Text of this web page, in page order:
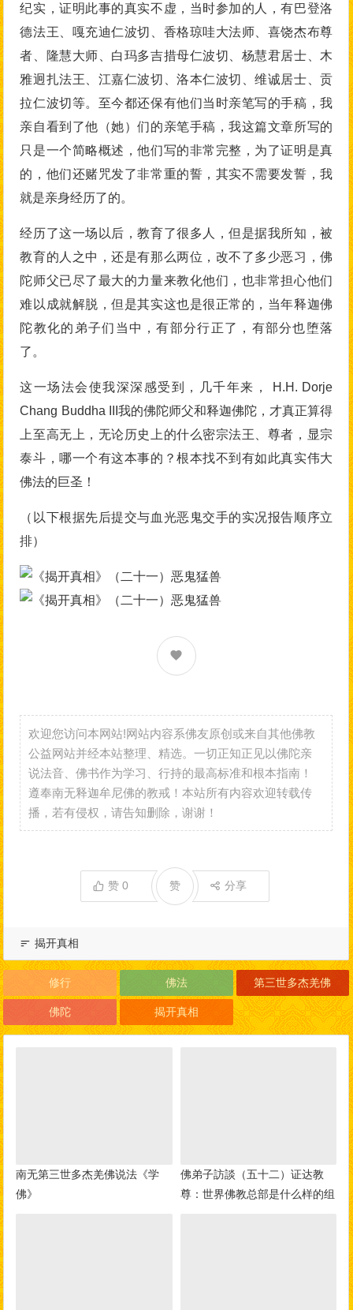
纪实，证明此事的真实不虚，当时参加的人，有巴登洛
德法王、嘎充迪仁波切、香格琼哇大法师、喜饶杰布尊
者、隆慧大师、白玛多吉措母仁波切、杨慧君居士、木
雅迥扎法王、江嘉仁波切、洛本仁波切、维诚居士、贡
拉仁波切等。至今都还保有他们当时亲笔写的手稿，我
亲自看到了他（她）们的亲笔手稿，我这篇文章所写的
只是一个简略概述，他们写的非常完整，为了证明是真
的，他们还赌咒发了非常重的誓，其实不需要发誓，我
就是亲身经历了的。
经历了这一场以后，教育了很多人，但是据我所知，被
教育的人之中，还是有那么两位，改不了多少恶习，佛
陀师父已尽了最大的力量来教化他们，也非常担心他们
难以成就解脱，但是其实这也是很正常的，当年释迦佛
陀教化的弟子们当中，有部分行正了，有部分也堕落
了。
这一场法会使我深深感受到，几千年来， H.H. Dorje
Chang Buddha III我的佛陀师父和释迦佛陀，才真正算得
上至高无上，无论历史上的什么密宗法王、尊者，显宗
泰斗，哪一个有这本事的？根本找不到有如此真实伟大
佛法的巨圣！
（以下根据先后提交与血光恶鬼交手的实况报告顺序立
排）
欢迎您访问本网站!网站内容系佛友原创或来自其他佛教
公益网站并经本站整理、精选。一切正知正见以佛陀亲
说法音、佛书作为学习、行持的最高标准和根本指南！
遵奉南无释迦牟尼佛的教戒！本站所有内容欢迎转载传
播，若有侵权，请告知删除，谢谢！
赞0 分享
赞
揭开真相
修行 佛法 第三世多杰羌佛
佛陀 揭开真相
南无第三世多杰羌佛说法《学
佛》
佛弟子訪談（五十二）证达教
尊：世界佛教总部是什么样的组